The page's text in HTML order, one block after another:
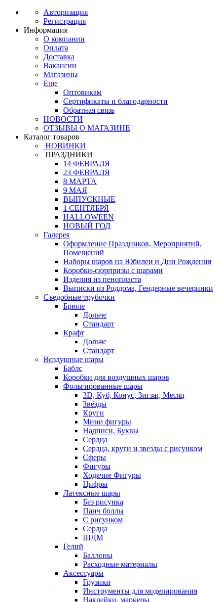
Авторизация
Регистрация
Информация
О компании
Оплата
Доставка
Вакансии
Магазины
Еще
Оптовикам
Сертификаты и благодарности
Обратная связь
НОВОСТИ
ОТЗЫВЫ О МАГАЗИНЕ
Каталог товаров
НОВИНКИ
ПРАЗДНИКИ
14 ФЕВРАЛЯ
23 ФЕВРАЛЯ
8 МАРТА
9 МАЯ
ВЫПУСКНЫЕ
1 СЕНТЯБРЯ
HALLOWEEN
НОВЫЙ ГОД
Галерея
Оформление Праздников, Мероприятий,
Помещений
Наборы шаров на Юбилеи и Дни Рождения
Коробки-сюрпризы с шарами
Изделия из пенопласта
Выписки из Роддома, Гендерные вечеринки
Съедобные трубочки
Брюле
Дольче
Стандарт
Крафт
Дольче
Стандарт
Воздушные шары
Баблс
Коробки для воздушных шаров
Фольгированные шары
3D, Куб, Конус, Зигзаг, Месяц
Звёзды
Круги
Мини фигуры
Надписи, Буквы
Сердца
Сердца, круги и звезды с рисунком
Сферы
Фигуры
Ходячие Фигуры
Цифры
Латексные шары
Без рисунка
Панч боллы
С рисунком
Сердца
ШДМ
Гелий
Баллоны
Расходные материалы
Аксессуары
Грузики
Инструменты для моделирования
Наклейки, маркеры